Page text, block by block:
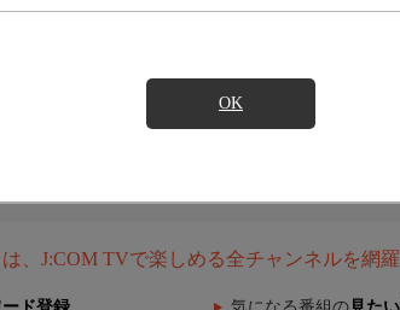
OK
、J:COM TVで楽しめる全チャンネルを網